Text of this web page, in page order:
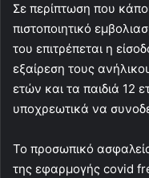
Σε περίπτωση που
πιστοποιητικό
του επιτρέπεται η
εξαίρεση τους
ετών και τα παιδιά 12
υποχρεωτικά να
Το προσωπικό
της εφαρμογής covid